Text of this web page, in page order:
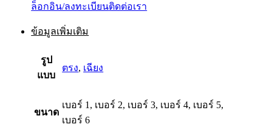
ล็อกอิน/ลงทะเบียนติดต่อเรา
ข้อมูลเพิ่มเติม
รูป
แบบ
ตรง, เฉียง
ขนาด
เบอร์ 1, เบอร์ 2, เบอร์ 3, เบอร์ 4, เบอร์ 5,
เบอร์ 6